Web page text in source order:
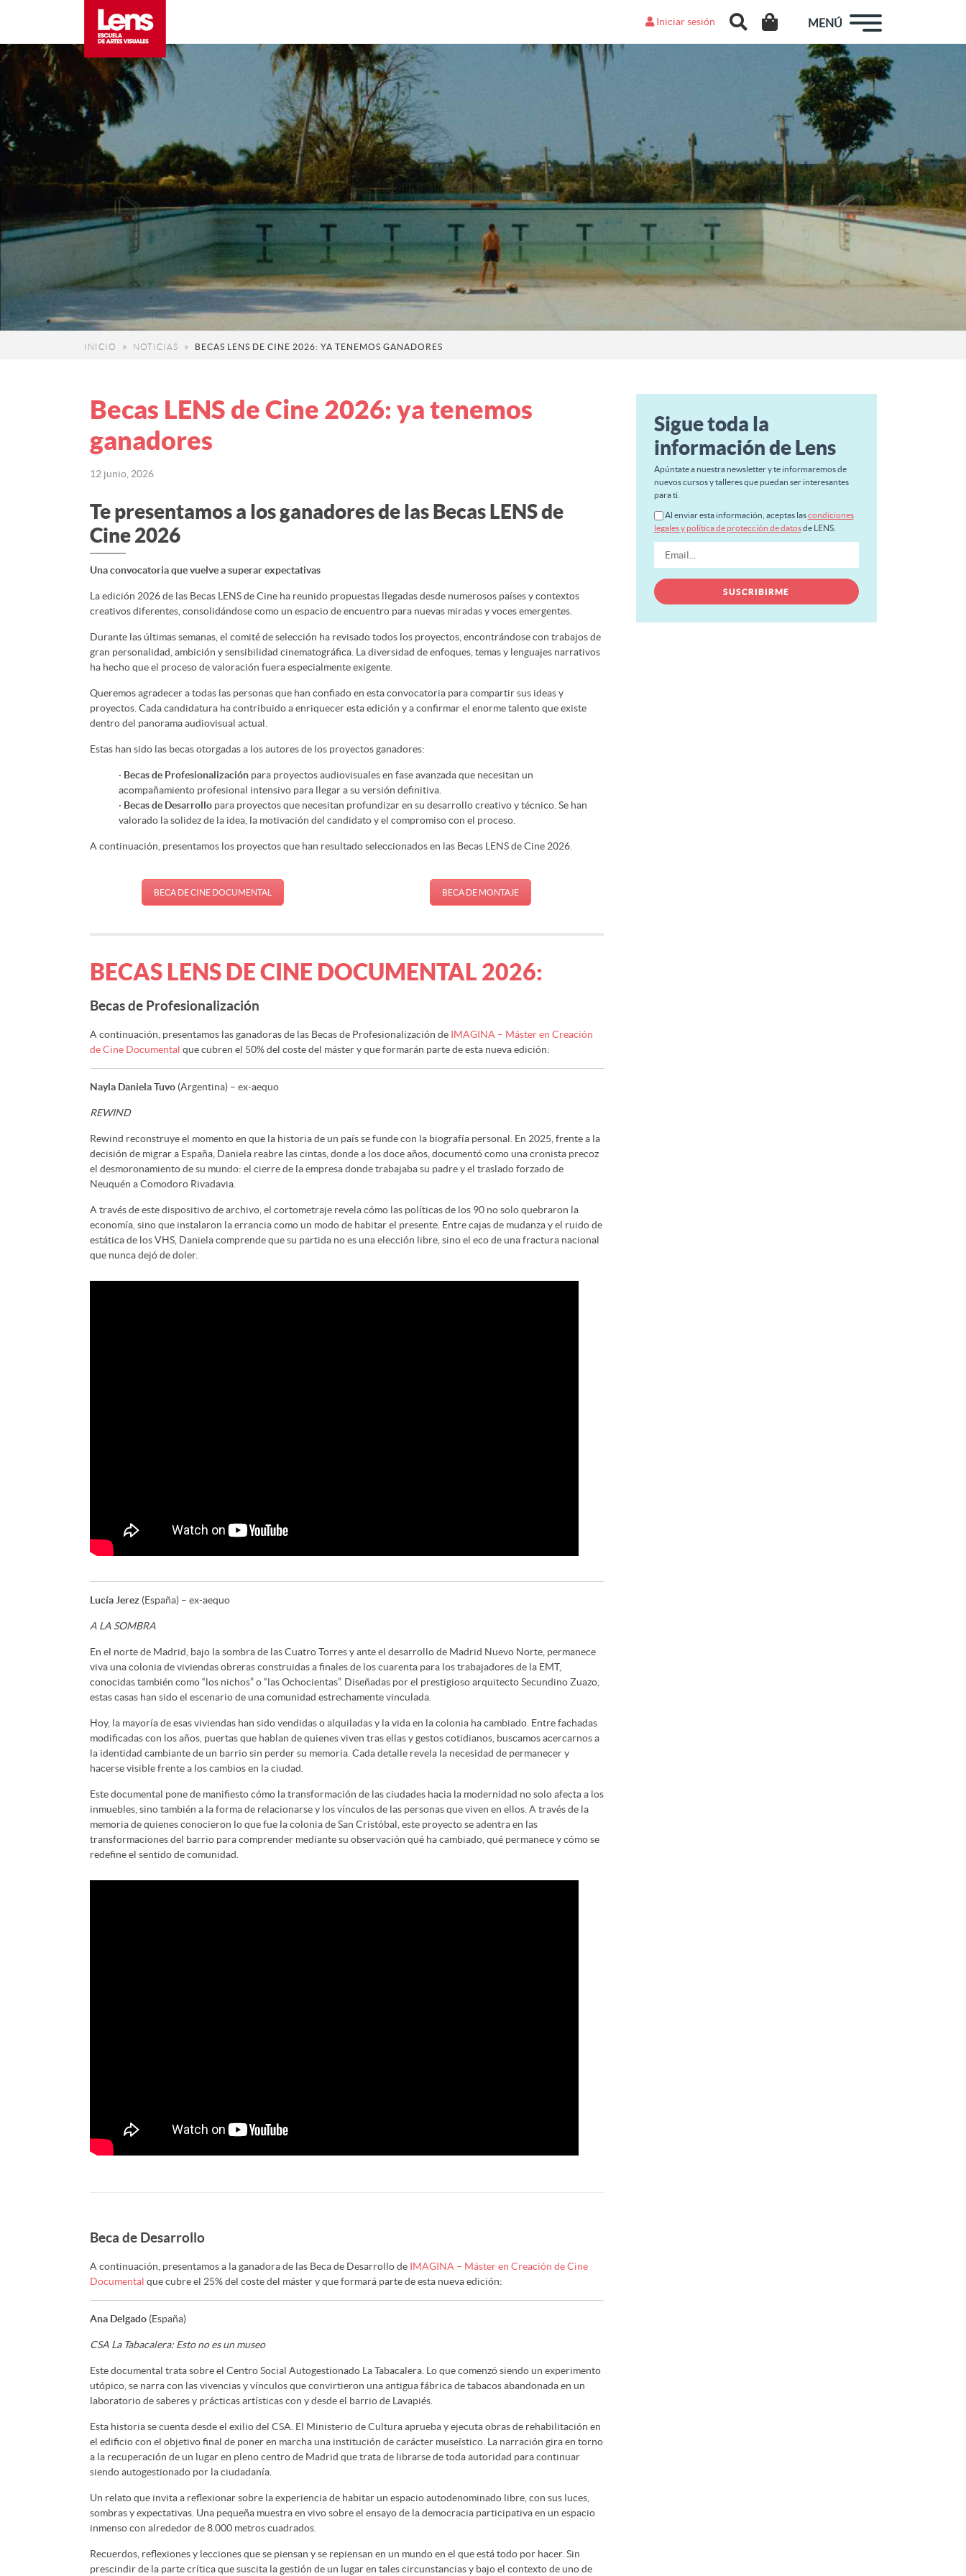
Iniciar sesión MENÚ
INICIO NOTICIAS BECAS LENS DE CINE 2026: YA TENEMOS GANADORES
Becas LENS de Cine 2026: ya tenemos
ganadores
12 junio, 2026
Te presentamos a los ganadores de las Becas LENS de
Cine 2026
Una convocatoria que vuelve a superar expectativas
La edición 2026 de las Becas LENS de Cine ha reunido propuestas llegadas desde numerosos países y contextos
creativos diferentes, consolidándose como un espacio de encuentro para nuevas miradas y voces emergentes.
Durante las últimas semanas, el comité de selección ha revisado todos los proyectos, encontrándose con trabajos de
gran personalidad, ambición y sensibilidad cinematográfica. La diversidad de enfoques, temas y lenguajes narrativos
ha hecho que el proceso de valoración fuera especialmente exigente.
Queremos agradecer a todas las personas que han confiado en esta convocatoria para compartir sus ideas y
proyectos. Cada candidatura ha contribuido a enriquecer esta edición y a confirmar el enorme talento que existe
dentro del panorama audiovisual actual.
Estas han sido las becas otorgadas a los autores de los proyectos ganadores:
· Becas de Profesionalizaciónpara proyectos audiovisuales en fase avanzada que necesitan un
acompañamiento profesional intensivo para llegar a su versión definitiva.
· Becas de Desarrollopara proyectos que necesitan profundizar en su desarrollo creativo y técnico. Se han
valorado la solidez de la idea, la motivación del candidato y el compromiso con el proceso.
A continuación, presentamos los proyectos que han resultado seleccionados en las Becas LENS de Cine 2026.
BECA DE CINE DOCUMENTAL BECA DE MONTAJE
BECAS LENS DE CINE DOCUMENTAL 2026:
Becas de Profesionalización
A continuación, presentamos las ganadoras de las Becas de Profesionalización de IMAGINA – Máster en Creación
de Cine Documental que cubren el 50% del coste del máster y que formarán parte de esta nueva edición:
Nayla Daniela Tuvo (Argentina) – ex-aequo
REWIND
Rewind reconstruye el momento en que la historia de un país se funde con la biografía personal. En 2025, frente a la
decisión de migrar a España, Daniela reabre las cintas, donde a los doce años, documentó como una cronista precoz
el desmoronamiento de su mundo: el cierre de la empresa donde trabajaba su padre y el traslado forzado de
Neuquén a Comodoro Rivadavia.
A través de este dispositivo de archivo, el cortometraje revela cómo las políticas de los 90 no solo quebraron la
economía, sino que instalaron la errancia como un modo de habitar el presente. Entre cajas de mudanza y el ruido de
estática de los VHS, Daniela comprende que su partida no es una elección libre, sino el eco de una fractura nacional
que nunca dejó de doler.
Lucía Jerez (España) – ex-aequo
A LA SOMBRA
En el norte de Madrid, bajo la sombra de las Cuatro Torres y ante el desarrollo de Madrid Nuevo Norte, permanece
viva una colonia de viviendas obreras construidas a finales de los cuarenta para los trabajadores de la EMT,
conocidas también como “los nichos” o “las Ochocientas”. Diseñadas por el prestigioso arquitecto Secundino Zuazo,
estas casas han sido el escenario de una comunidad estrechamente vinculada.
Hoy, la mayoría de esas viviendas han sido vendidas o alquiladas y la vida en la colonia ha cambiado. Entre fachadas
modificadas con los años, puertas que hablan de quienes viven tras ellas y gestos cotidianos, buscamos acercarnos a
la identidad cambiante de un barrio sin perder su memoria. Cada detalle revela la necesidad de permanecer y
hacerse visible frente a los cambios en la ciudad.
Este documental pone de manifiesto cómo la transformación de las ciudades hacia la modernidad no solo afecta a los
inmuebles, sino también a la forma de relacionarse y los vínculos de las personas que viven en ellos. A través de la
memoria de quienes conocieron lo que fue la colonia de San Cristóbal, este proyecto se adentra en las
transformaciones del barrio para comprender mediante su observación qué ha cambiado, qué permanece y cómo se
redefine el sentido de comunidad.
Beca de Desarrollo
A continuación, presentamos a la ganadora de las Beca de Desarrollo de IMAGINA – Máster en Creación de Cine
Documental que cubre el 25% del coste del máster y que formará parte de esta nueva edición:
Ana Delgado (España)
CSA La Tabacalera: Esto no es un museo
Este documental trata sobre el Centro Social Autogestionado La Tabacalera. Lo que comenzó siendo un experimento
utópico, se narra con las vivencias y vínculos que convirtieron una antigua fábrica de tabacos abandonada en un
laboratorio de saberes y prácticas artísticas con y desde el barrio de Lavapiés.
Esta historia se cuenta desde el exilio del CSA. El Ministerio de Cultura aprueba y ejecuta obras de rehabilitación en
el edificio con el objetivo final de poner en marcha una institución de carácter museístico. La narración gira en torno
a la recuperación de un lugar en pleno centro de Madrid que trata de librarse de toda autoridad para continuar
siendo autogestionado por la ciudadanía.
Un relato que invita a reflexionar sobre la experiencia de habitar un espacio autodenominado libre, con sus luces,
sombras y expectativas. Una pequeña muestra en vivo sobre el ensayo de la democracia participativa en un espacio
inmenso con alrededor de 8.000 metros cuadrados.
Recuerdos, reflexiones y lecciones que se piensan y se repiensan en un mundo en el que está todo por hacer. Sin
prescindir de la parte crítica que suscita la gestión de un lugar en tales circunstancias y bajo el contexto de uno de
Sigue toda la
información de Lens
Apúntate a nuestra newsletter y te informaremos de
nuevos cursos y talleres que puedan ser interesantes
para ti.
Al enviar esta información, aceptas lascondiciones
legales y política de protección de datosde LENS.